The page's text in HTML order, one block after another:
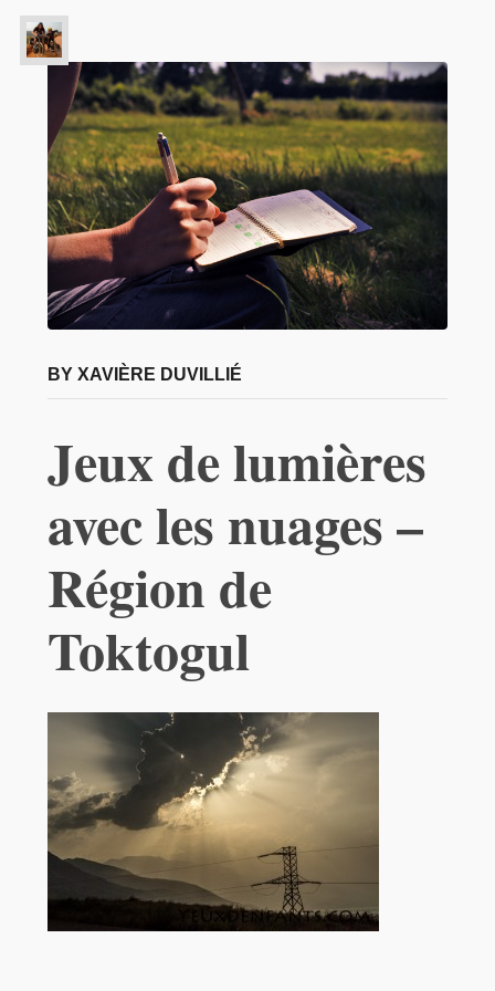
BY XAVIÈRE DUVILLIÉ
Jeux de lumières
avec les nuages –
Région de
Toktogul